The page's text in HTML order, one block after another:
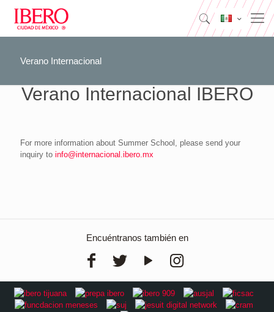
Verano Internacional
Verano Internacional IBERO
For more information about Summer School, please send your
inquiry to info@internacional.ibero.mx
Encuéntranos también en